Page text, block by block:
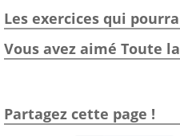
Les exercices qui
Vous avez aimé Toute
Partagez cette page !